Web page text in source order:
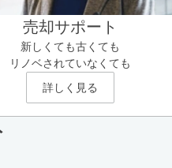
売却サポート
新しくても古くても
リノベされていなくても
詳しく見る